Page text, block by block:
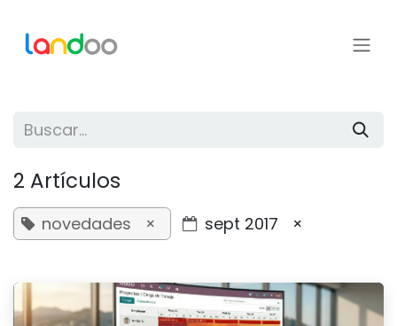
2 Artículos
novedades × sept 2017 ×